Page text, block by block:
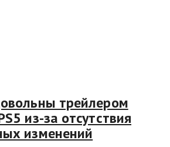
трейлером
из-за отсутствия
изменений